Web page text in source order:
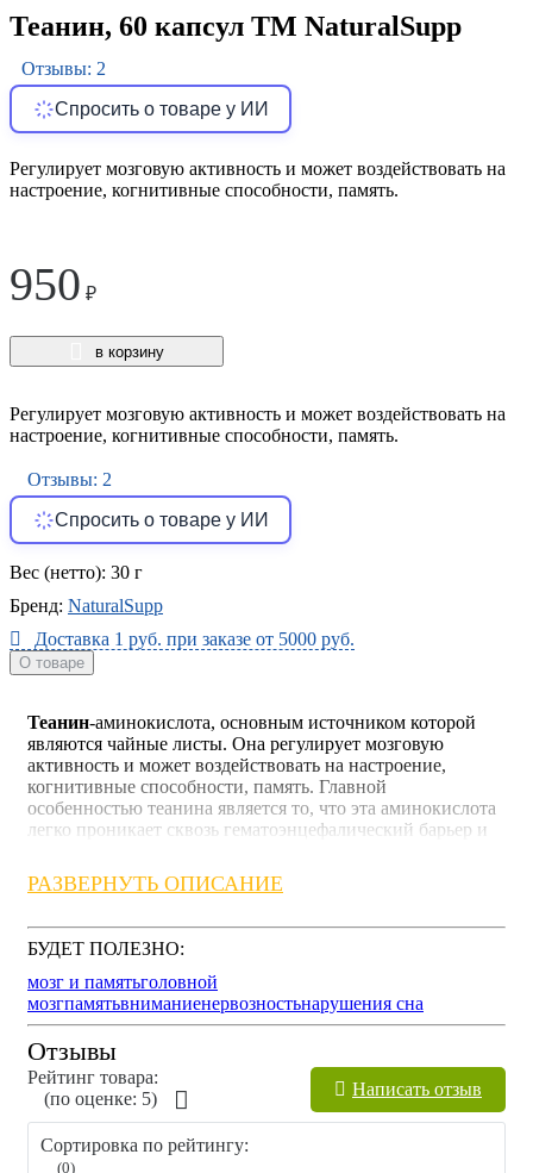
Теанин, 60 капсул ТМ NaturalSupp
Отзывы: 2
Спросить о товаре у ИИ
Регулирует мозговую активность и может воздействовать на
настроение, когнитивные способности, память.
950 ₽
в корзину
Регулирует мозговую активность и может воздействовать на
настроение, когнитивные способности, память.
Отзывы: 2
Спросить о товаре у ИИ
Вес (нетто): 30 г
Бренд: NaturalSupp
Доставка 1 руб. при заказе от 5000 руб.
О товаре
Теанин-аминокислота, основным источником которой
являются чайные листы. Она регулирует мозговую
активность и может воздействовать на настроение,
когнитивные способности, память. Главной
особенностью теанина является то, что эта аминокислота
легко проникает сквозь гематоэнцефалический барьер и
организм, перейти в состояние покоя, без угнетения ЦНС.
память. Снижает эмоциональное и нервное напряжение.
Состояние покоя приводит к улучшению кровообращения
и нормализации артериального давления. Положительно
влияет на ночной сон, улучшается его продолжительность
и качество. Успокаивающий и расслабляющий эффект
наступает из-за повышения гамма-аминомасляной
кислоты в организме.
Аминокислота управляет важными функциями. Передает
информацию с одной аминокислоты на другую,
РАЗВЕРНУТЬ ОПИСАНИЕ
БУДЕТ ПОЛЕЗНО:
мозг и памятьголовной
мозгпамятьвниманиенервозностьнарушения сна
Отзывы
Написать отзыв
Рейтинг товара:
(по оценкe: 5)
Сортировка по рейтингу:
(0)